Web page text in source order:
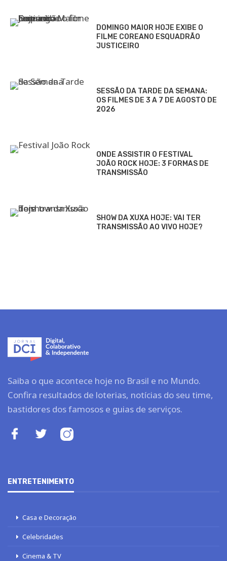
DOMINGO MAIOR HOJE EXIBE O
FILME COREANO ESQUADRÃO
JUSTICEIRO
SESSÃO DA TARDE DA SEMANA:
OS FILMES DE 3 A 7 DE AGOSTO DE
2026
ONDE ASSISTIR O FESTIVAL
JOÃO ROCK HOJE: 3 FORMAS DE
TRANSMISSÃO
SHOW DA XUXA HOJE: VAI TER
TRANSMISSÃO AO VIVO HOJE?
Saiba o que acontece hoje no Brasil e no Mundo.
Confira resultados de loterias, notícias do seu time,
bastidores dos famosos e guias de serviços.
ENTRETENIMENTO
Casa e Decoração
Celebridades
Cinema & TV